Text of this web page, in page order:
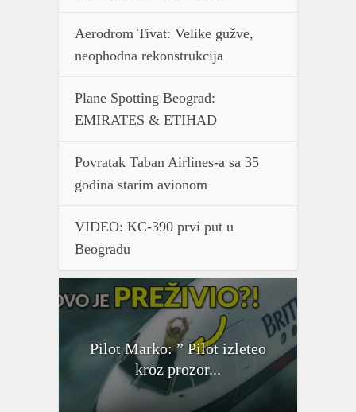
Aerodrom Tivat: Velike gužve,
neophodna rekonstrukcija
Plane Spotting Beograd:
EMIRATES & ETIHAD
Povratak Taban Airlines-a sa 35
godina starim avionom
VIDEO: KC-390 prvi put u
Beogradu
Pilot Marko: ” Pilot izleteo
kroz prozor...